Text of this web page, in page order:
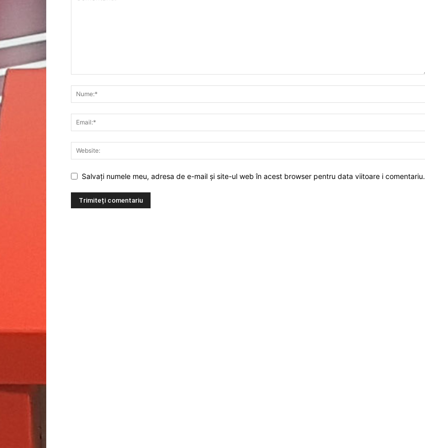
Salvați numele meu, adresa de e-mail și site-ul web în acest browser pentru data viitoare i comentariu.